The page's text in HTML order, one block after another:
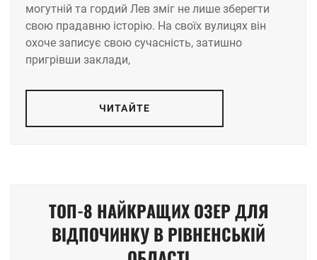
могутній та гордий Лев зміг не лише зберегти
свою прадавню історію. На своїх вулицях він
охоче записує свою сучасність, затишно
пригрівши заклади,
ЧИТАЙТЕ
ТОП-8 НАЙКРАЩИХ ОЗЕР ДЛЯ
ВІДПОЧИНКУ В РІВНЕНСЬКІЙ